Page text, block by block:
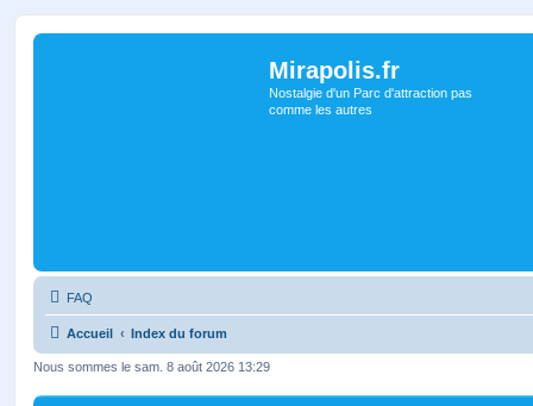
Mirapolis.fr
Nostalgie d'un Parc d'attraction pas
comme les autres
FAQ
Accueil Index du forum
Nous sommes le sam. 8 août 2026 13:29